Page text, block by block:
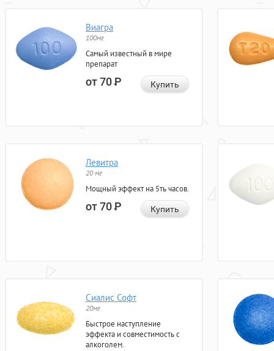
Виагра
100мг
Самый известный в мире
препарат
от 70Р Купить
Левитра
20 мг
Мощный эффект на 5ть часов.
от 70Р Купить
Сиалис Софт
20мг
Быстрое наступление
эффекта и совместимость с
алкоголем.